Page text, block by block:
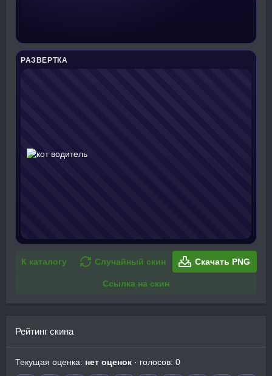
РАЗВЕРТКА
К каталогу Случайный скин Скачать PNG
Ссылка на скин
Рейтинг скина
Текущая оценка: нет оценок · голосов: 0